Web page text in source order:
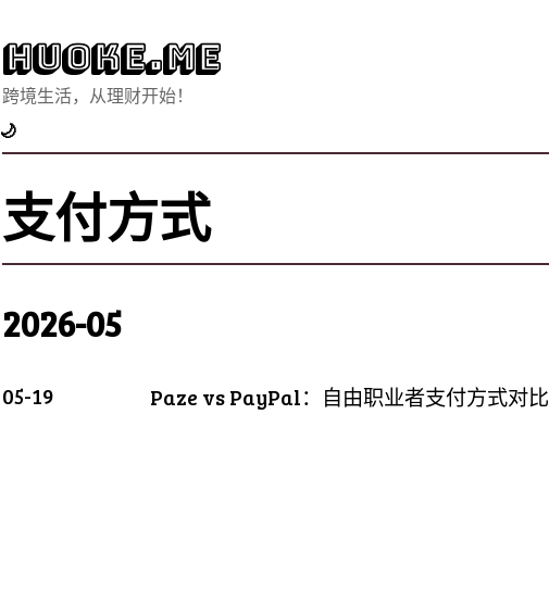
Huoke.Me
跨境生活，从理财开始！
🌙
支付方式
2026-05
05-19 Paze vs PayPal：自由职业者支付方式对比